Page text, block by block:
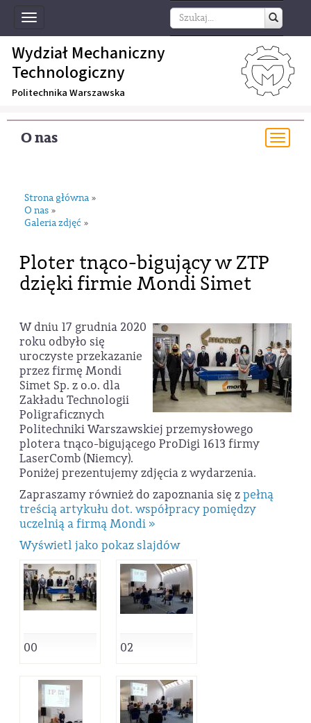
Toggle
navigation
Wydział Mechaniczny
Technologiczny
Politechnika Warszawska
O nas
Strona główna »
O nas »
Galeria zdjęć »
Ploter tnąco-bigujący w ZTP
dzięki firmie Mondi Simet
W dniu 17 grudnia 2020
roku odbyło się
uroczyste przekazanie
przez firmę Mondi
Simet Sp. z o.o. dla
Zakładu Technologii
Poligraficznych
Politechniki Warszawskiej przemysłowego
plotera tnąco-bigującego ProDigi 1613 firmy
LaserComb (Niemcy).
Poniżej prezentujemy zdjęcia z wydarzenia.
Zapraszamy również do zapoznania się zpełną
treścią artykułu dot. współpracy pomiędzy
uczelnią a firmą Mondi »
Wyświetl jako pokaz slajdów
00 02